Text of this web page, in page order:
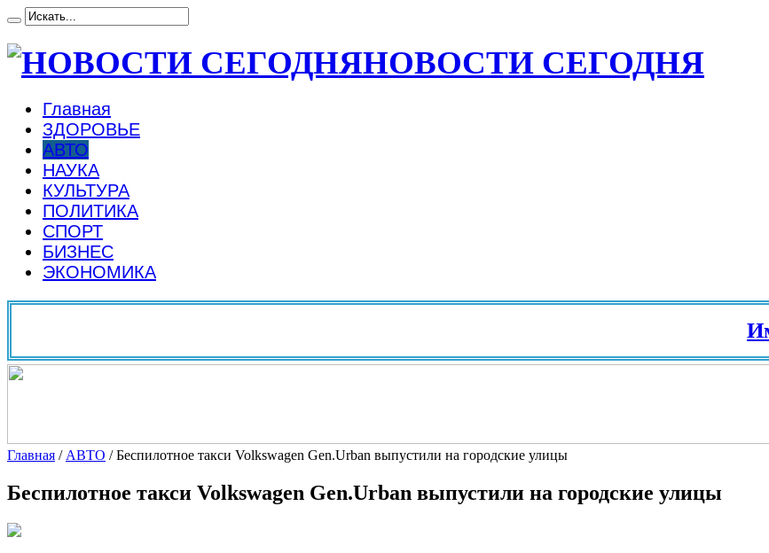
НОВОСТИ СЕГОДНЯ
Главная
ЗДОРОВЬЕ
АВТО
НАУКА
КУЛЬТУРА
ПОЛИТИКА
СПОРТ
БИЗНЕС
ЭКОНОМИКА
Главная / АВТО /Беспилотное такси Volkswagen Gen.Urban выпустили на городские улицы
Беспилотное такси Volkswagen Gen.Urban выпустили на городские улицы